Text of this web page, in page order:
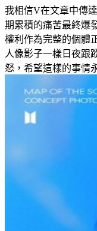
我相信V在文章中傳
期累積的痛苦最終爆
權利作為完整的個體
人像影子一樣日夜跟
怒，希望這樣的事情